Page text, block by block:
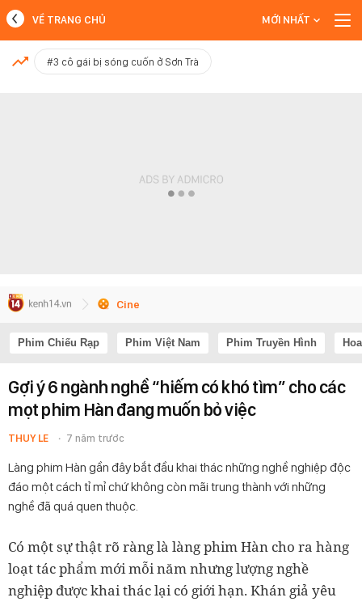
MỚI NHẤT
VỀ TRANG CHỦ MỚI NHẤT
#3 cô gái bị sóng cuốn ở Sơn Trà
Cine
Phim Chiếu Rạp Phim Việt Nam Phim Truyền Hình
Gợi ý 6 ngành nghề “hiếm có khó tìm” cho các
mọt phim Hàn đang muốn bỏ việc
THUY LE 7 năm trước
Làng phim Hàn gần đây bắt đầu khai thác những nghề nghiệp độc
đáo một cách tỉ mỉ chứ không còn mãi trung thành với những
nghề đã quá quen thuộc.
Có một sự thật rõ ràng là làng phim Hàn cho ra hàng
loạt tác phẩm mới mỗi năm nhưng lượng nghề
nghiệp được khai thác lại có giới hạn. Khán giả yêu